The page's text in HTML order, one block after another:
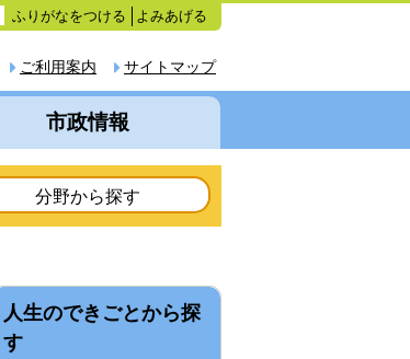
ふりがなをつける よみあげる
サイトマップ
ご利用案内
市政情報
分野から探す
人生のできごとから探
す